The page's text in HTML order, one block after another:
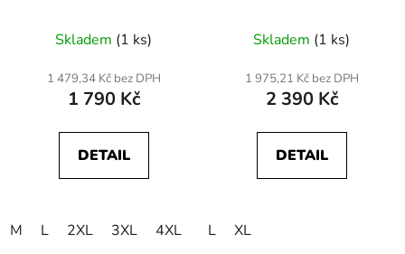
Skladem (1 ks)
1 479,34 Kč bez DPH
1 790 Kč
DETAIL
M L 2XL 3XL 4XL
Skladem (1 ks)
1 975,21 Kč bez DPH
2 390 Kč
DETAIL
L XL